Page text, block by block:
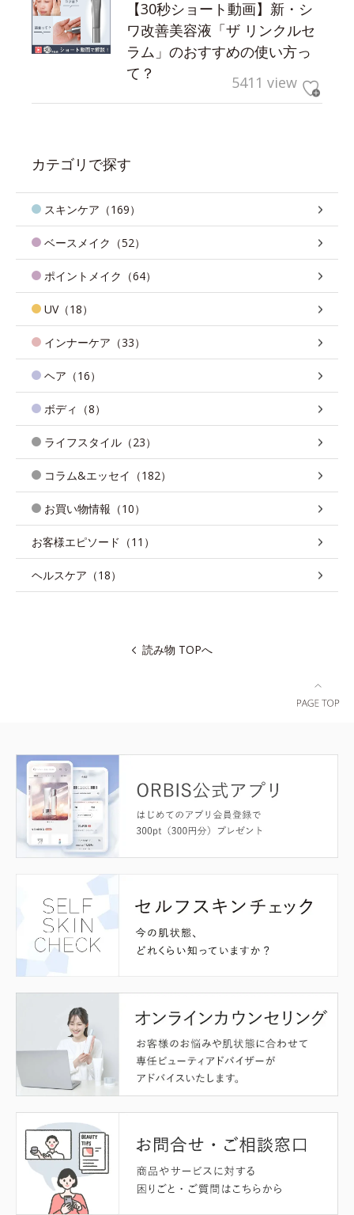
【30秒ショート動画】新・シ
ワ改善美容液「ザ リンクルセ
ラム」のおすすめの使い方っ
て？
5411 view
カテゴリで探す
スキンケア（169）
ベースメイク（52）
ポイントメイク（64）
UV（18）
インナーケア（33）
ヘア（16）
ボディ（8）
ライフスタイル（23）
コラム&エッセイ（182）
お買い物情報（10）
お客様エピソード（11）
ヘルスケア（18）
読み物 TOPへ